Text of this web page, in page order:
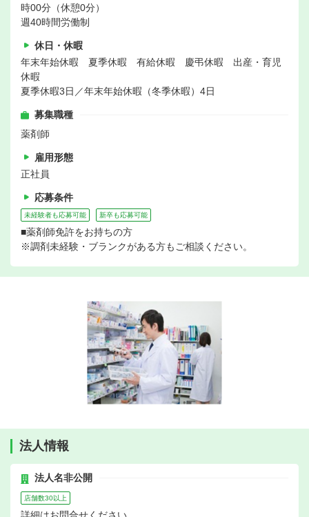
時00分（休憩0分）
週40時間労働制
休日・休暇
年末年始休暇 夏季休暇 有給休暇 慶弔休暇 出産・育児
休暇
夏季休暇3日／年末年始休暇（冬季休暇）4日
募集職種
薬剤師
雇用形態
正社員
応募条件
未経験者も応募可能 新卒も応募可能
■薬剤師免許をお持ちの方
※調剤未経験・ブランクがある方もご相談ください。
法人情報
法人名非公開
店舗数30以上